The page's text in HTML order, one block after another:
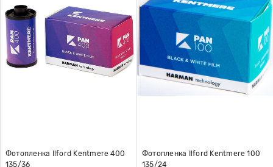
Фотопленка Ilford Kentmere 400
135/36
Фотопленка Ilford Kentmere 100
135/24